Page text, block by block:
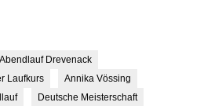
Abendlauf Drevenack
Laufkurs
Annika Vössing
Deutsche Meisterschaft